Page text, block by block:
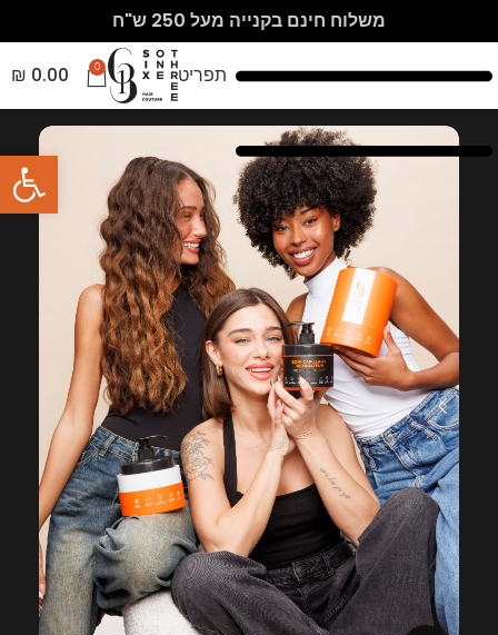
פתח
משלוח חינם בקנייה מעל 250 ש"ח
תפריט 0
₪ 0.00